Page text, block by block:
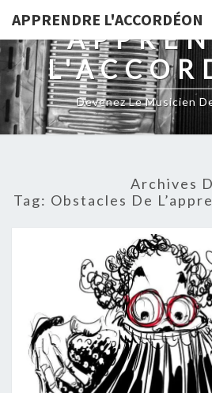
content
APPRENDRE L'ACCORDÉON
Devenez Le Musicien
Archives
Tag: Obstacles De